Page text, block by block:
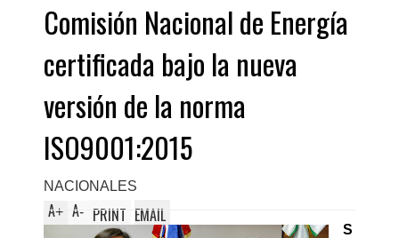
Comisión Nacional de Energía
certificada bajo la nueva
versión de la norma
ISO9001:2015
NACIONALES
A+ A- PRINT EMAIL
S